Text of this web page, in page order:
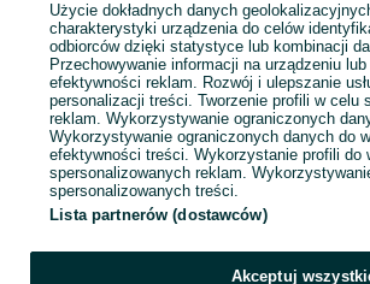
Użycie dokładnych danych
charakterystyki urządzenia do celów
odbiorców dzięki statystyce lub kombinacji
Przechowywanie informacji na urządzeniu
efektywności reklam. Rozwój i ulepszanie
personalizacji treści. Tworzenie profili w celu
reklam. Wykorzystywanie ograniczonych
Wykorzystywanie ograniczonych danych do
efektywności treści. Wykorzystanie profili do
spersonalizowanych reklam.
spersonalizowanych treści.
Lista partnerów (dostawców)
Akceptuj